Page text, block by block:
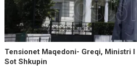
Tensionet Maqedoni- Greqi, Ministri
Sot Shkupin